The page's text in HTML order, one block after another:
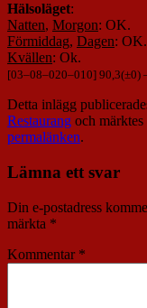
Hälsoläget:
Natten, Morgon: OK.
Förmiddag, Dagen: OK.
Kvällen: Ok.
[03–08–020–010] 90,3(±0)
Detta inlägg
Restaurang och märktes
permalänken.
Lämna ett svar
Din e-postadress
märkta *
Kommentar *